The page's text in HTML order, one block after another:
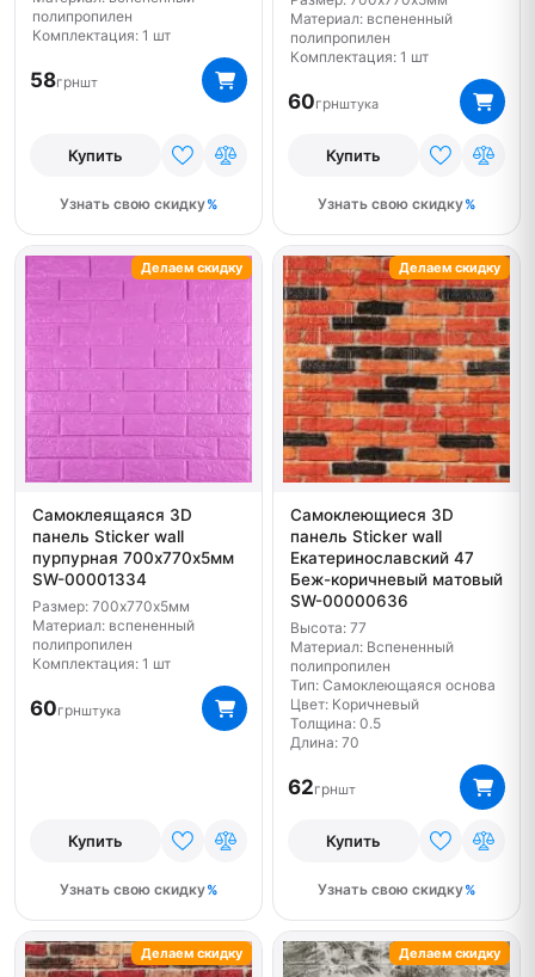
полипропилен
Комплектация: 1 шт
58грншт
Купить
Узнать свою скидку
Материал: вспененный
полипропилен
Комплектация: 1 шт
60грнштука
Купить
Узнать свою скидку
Самоклеящаяся 3D
панель Sticker wall
пурпурная 700х770х5мм
SW-00001334
Размер: 700х770х5мм
Материал: вспененный
полипропилен
Комплектация: 1 шт
60грнштука
Купить
Узнать свою скидку
Делаем скидку
Самоклеющиеся 3D
панель Sticker wall
Екатеринославский 47
Беж-коричневый матовый
SW-00000636
Высота: 77
Материал: Вспененный
полипропилен
Тип: Самоклеющаяся основа
Цвет: Коричневый
Толщина: 0.5
Длина: 70
62грншт
Купить
Узнать свою скидку
Делаем скидку
Делаем скидку Делаем скидку